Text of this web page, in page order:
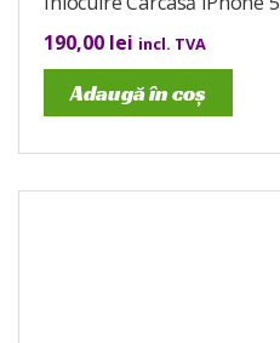
190,00 lei incl. TVA
Adaugă în coș